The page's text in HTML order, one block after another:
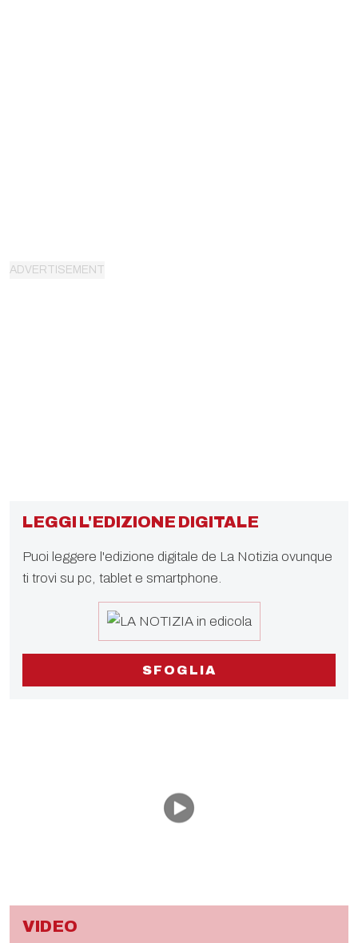
LEGGI L'EDIZIONE DIGITALE
Puoi leggere l'edizione digitale de La Notizia ovunque
ti trovi su pc, tablet e smartphone.
SFOGLIA
VIDEO